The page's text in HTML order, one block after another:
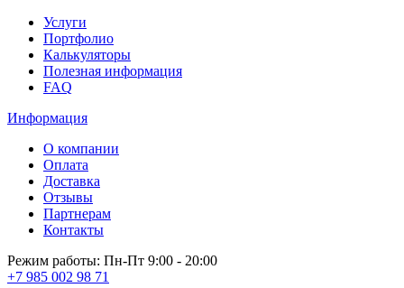
Услуги
Портфолио
Калькуляторы
Полезная информация
FAQ
Информация
О компании
Оплата
Доставка
Отзывы
Партнерам
Контакты
Режим работы: Пн-Пт 9:00 - 20:00
+7 985 002 98 71